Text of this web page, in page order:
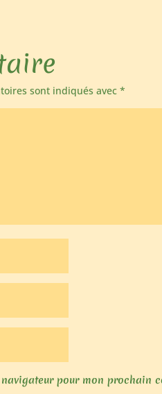
sont indiqués avec*
pour mon prochain